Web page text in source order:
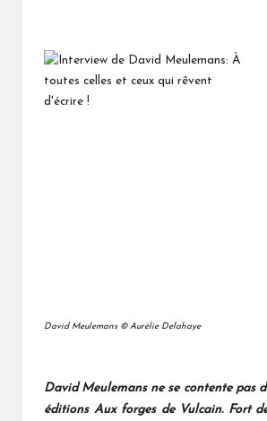
David Meulemans © Aurélie Delahaye
David Meulemans ne se contente pas
éditions Aux forges de Vulcain. Fort